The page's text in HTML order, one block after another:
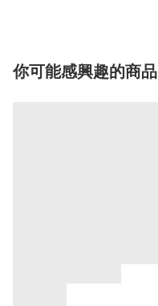
你可能感興趣的商品